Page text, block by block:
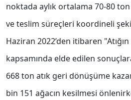
noktada aylık ortalama 70-80
ve teslim süreçleri koordineli
Haziran 2022’den itibaren
kapsamında elde edilen
668 ton atık geri dönüşüme
bin 151 ağacın kesilmesi